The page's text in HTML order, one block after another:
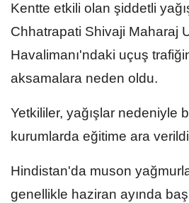
Kentte etkili olan şiddetli
Chhatrapati Shivaji Maharaj
Havalimanı'ndaki uçuş
aksamalara neden oldu.
Yetkililer, yağışlar nedeniyle
kurumlarda eğitime ara
Hindistan'da muson
genellikle haziran ayında